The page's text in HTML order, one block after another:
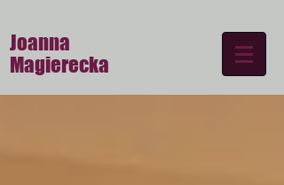
Joanna
Magierecka